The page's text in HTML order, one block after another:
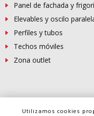
Panel de fachada y
Elevables y oscilo
Perfiles y tubos
Techos móviles
Zona outlet
©
Utilizamos cookies